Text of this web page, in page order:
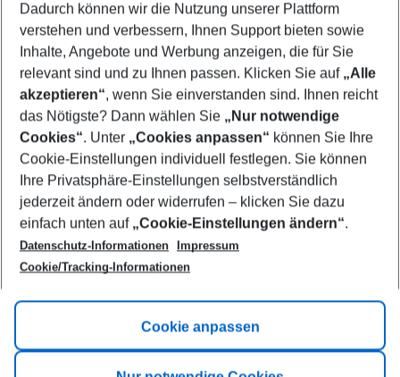
Who will travel
2 adults No children
Show more filter
Footer
Footer navigation
Title A
Link A
Dadurch können wir die Nutzung unserer Plattform
verstehen und verbessern, Ihnen Support bieten sowie
Inhalte, Angebote und Werbung anzeigen, die für Sie
relevant sind und zu Ihnen passen. Klicken Sie auf „Alle
akzeptieren“, wenn Sie einverstanden sind. Ihnen reicht
das Nötigste? Dann wählen Sie „Nur notwendige
Cookies“. Unter „Cookies anpassen“ können Sie Ihre
Cookie-Einstellungen individuell festlegen. Sie können
Ihre Privatsphäre-Einstellungen selbstverständlich
jederzeit ändern oder widerrufen – klicken Sie dazu
einfach unten auf „Cookie-Einstellungen ändern“.
Datenschutz-Informationen
Impressum
Cookie/Tracking-Informationen
Cookie anpassen